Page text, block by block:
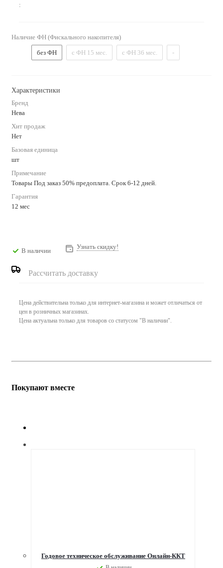
:
Наличие ФН (Фискального накопителя)
без ФН с ФН 15 мес. с ФН 36 мес. -
Характеристики
Бренд
Нева
Хит продаж
Нет
Базовая единица
шт
Примечание
Товары Под заказ 50% предоплата. Срок 6-12 дней.
Гарантия
12 мес
В наличии Узнать скидку!
Рассчитать доставку
Цена действительна только для интернет-магазина и может отличаться от
цен в розничных магазинах.
Цена актуальна только для товаров со статусом "В наличии".
Покупают вместе
Годовое техническое обслуживание Онлайн-ККТ